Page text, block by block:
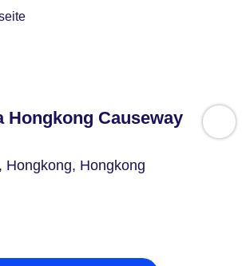
Hongkong Causeway
Hongkong, Hongkong